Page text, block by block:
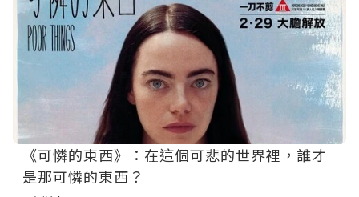
《可憐的東西》：在這個可悲的世界裡，誰才
是那可憐的東西？